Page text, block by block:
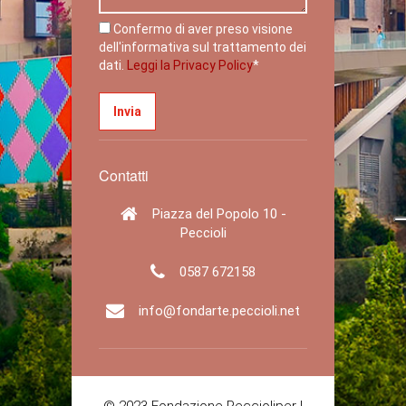
Confermo di aver preso visione
dell'informativa sul trattamento dei
dati.
Leggi la Privacy Policy*
Contatti
Piazza del Popolo 10 -
Peccioli
0587 672158
info@fondarte.peccioli.net